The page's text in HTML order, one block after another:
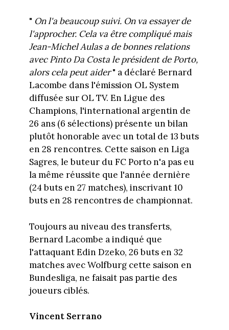
" On l'a beaucoup suivi. On va essayer de
l'approcher. Cela va être compliqué mais
Jean-Michel Aulas a de bonnes relations
avec Pinto Da Costa le président de Porto,
alors cela peut aider" a déclaré Bernard
Lacombe dans l'émission OL System
diffusée sur OL TV. En Ligue des
Champions, l'international argentin de
26 ans (6 sélections) présente un bilan
plutôt honorable avec un total de 13 buts
en 28 rencontres. Cette saison en Liga
Sagres, le buteur du FC Porto n'a pas eu
la même réussite que l'année dernière
(24 buts en 27 matches), inscrivant 10
buts en 28 rencontres de championnat.
Toujours au niveau des transferts,
Bernard Lacombe a indiqué que
l'attaquant Edin Dzeko, 26 buts en 32
matches avec Wolfburg cette saison en
Bundesliga, ne faisait pas partie des
joueurs ciblés.
Vincent Serrano